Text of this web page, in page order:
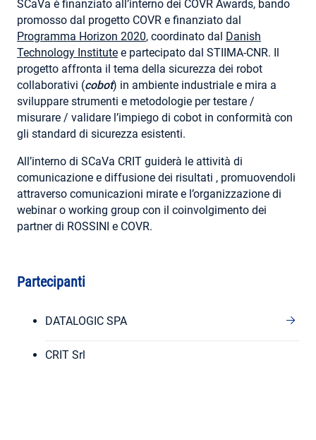
SCaVa è finanziato all’interno dei COVR Awards, bando
promosso dal progetto COVR e finanziato dal
Programma Horizon 2020, coordinato dal Danish
Technology Institute e partecipato dal STIIMA-CNR. Il
progetto affronta il tema della sicurezza dei robot
collaborativi (cobot) in ambiente industriale e mira a
sviluppare strumenti e metodologie per testare /
misurare / validare l’impiego di cobot in conformità con
gli standard di sicurezza esistenti.
All’interno di SCaVa CRIT guiderà le attività di
comunicazione e diffusione dei risultati , promuovendoli
attraverso comunicazioni mirate e l’organizzazione di
webinar o working group con il coinvolgimento dei
partner di ROSSINI e COVR.
Partecipanti
DATALOGIC SPA
CRIT Srl